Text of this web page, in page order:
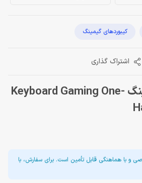
کیبوردهای گیمینگ
اشتراک گذاری
خرید کیبورد گیمینگ Keyboard Gaming One-
و با هماهنگی قابل تأمین است. برای سفارش، با